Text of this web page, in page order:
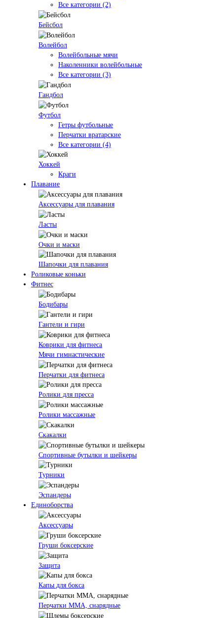
Все категории (2)
Бейсбол
Волейбол
Волейбольные мячи
Наколенники волейбольные
Все категории (3)
Гандбол
Футбол
Гетры футбольные
Перчатки вратарские
Все категории (4)
Хоккей
Краги
Плавание
Аксессуары для плавания
Ласты
Очки и маски
Шапочки для плавания
Роликовые коньки
Фитнес
Бодибары
Гантели и гири
Коврики для фитнеса
Мячи гимнастические
Перчатки для фитнеса
Ролики для пресса
Ролики массажные
Скакалки
Спортивные бутылки и шейкеры
Турники
Эспандеры
Единоборства
Аксессуары
Груши боксерские
Защита
Капы для бокса
Перчатки ММА, снарядные